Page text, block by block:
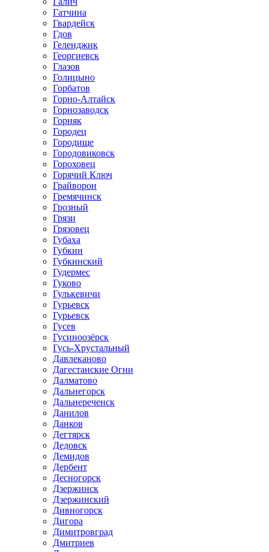
Гатчина
Гвардейск
Гдов
Геленджик
Георгиевск
Глазов
Голицыно
Горбатов
Горно-Алтайск
Горнозаводск
Горняк
Городец
Городище
Городовиковск
Гороховец
Горячий Ключ
Грайворон
Гремячинск
Грозный
Грязи
Грязовец
Губаха
Губкин
Губкинский
Гудермес
Гуково
Гулькевичи
Гурьевск
Гурьевск
Гусев
Гусиноозёрск
Гусь-Хрустальный
Давлеканово
Дагестанские Огни
Далматово
Дальнегорск
Дальнереченск
Данилов
Данков
Дегтярск
Дедовск
Демидов
Дербент
Десногорск
Дзержинск
Дзержинский
Дивногорск
Дигора
Димитровград
Дмитриев